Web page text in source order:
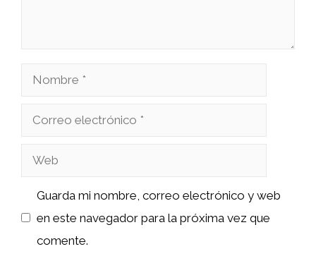
Nombre
Correo
Web
Guarda mi nombre, correo electrónico y web
en este navegador para la próxima vez que
comente.